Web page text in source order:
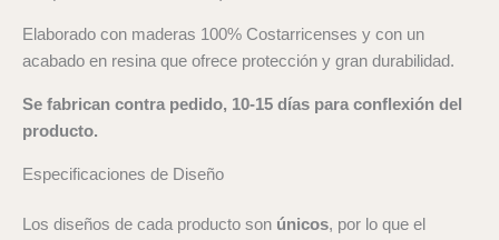
Elaborado con maderas 100% Costarricenses y con un
acabado en resina que ofrece protección y gran durabilidad.
Se fabrican contra pedido, 10-15 días para conflexión del
producto.
Especificaciones de Diseño
Los diseños de cada producto son únicos, por lo que el